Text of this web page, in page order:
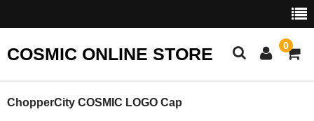
COSMIC ONLINE STORE 0
TOP
ChopperCity COSMIC LOGO Cap